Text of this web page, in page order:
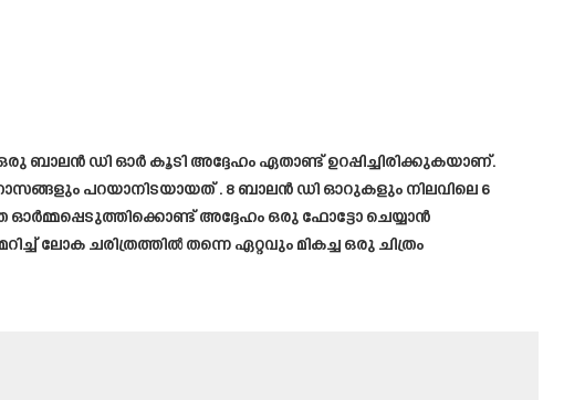
ബാലൻ ഡി ഓർ കൂടി അദ്ദേഹം ഏതാണ്ട് ഉറപ്പിച്ചിരിക്കുകയാണ്.
പറയാനിടയായത് . 8 ബാലൻ ഡി ഓറുകളും നിലവിലെ 6
അദ്ദേഹം ഒരു ഫോട്ടോ ചെയ്യാൻ
ലോക ചരിത്രത്തിൽ തന്നെ ഏറ്റവും മികച്ച ഒരു ചിത്രം